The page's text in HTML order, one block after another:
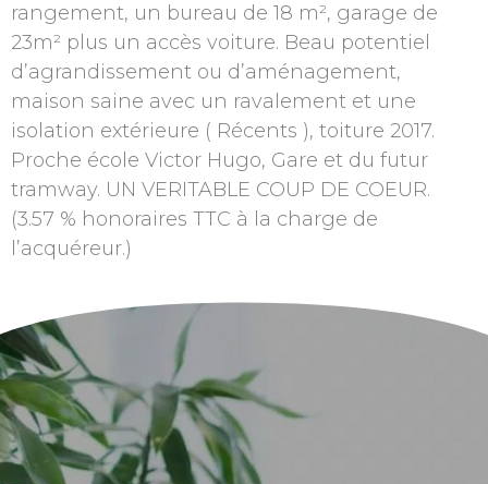
rangement, un bureau de 18 m², garage de
23m² plus un accès voiture. Beau potentiel
d’agrandissement ou d’aménagement,
maison saine avec un ravalement et une
isolation extérieure ( Récents ), toiture 2017.
Proche école Victor Hugo, Gare et du futur
tramway. UN VERITABLE COUP DE COEUR.
(3.57 % honoraires TTC à la charge de
l’acquéreur.)